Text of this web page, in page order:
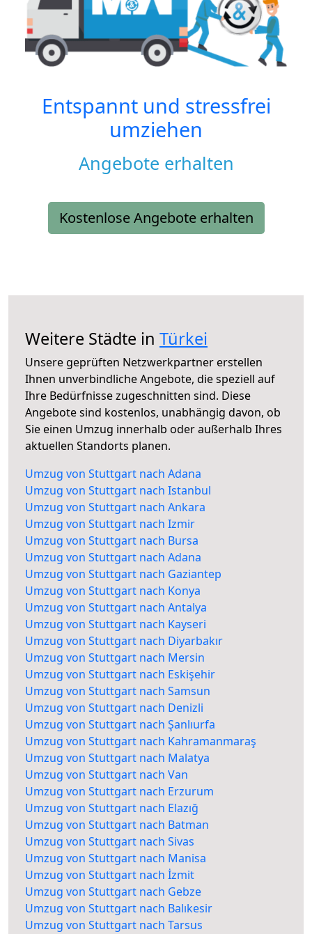
Entspannt und stressfrei
umziehen
Angebote erhalten
Kostenlose Angebote erhalten
Weitere Städte in Türkei
Unsere geprüften Netzwerkpartner erstellen
Ihnen unverbindliche Angebote, die speziell auf
Ihre Bedürfnisse zugeschnitten sind. Diese
Angebote sind kostenlos, unabhängig davon, ob
Sie einen Umzug innerhalb oder außerhalb Ihres
aktuellen Standorts planen.
Umzug von Stuttgart nach Adana
Umzug von Stuttgart nach Istanbul
Umzug von Stuttgart nach Ankara
Umzug von Stuttgart nach Izmir
Umzug von Stuttgart nach Bursa
Umzug von Stuttgart nach Adana
Umzug von Stuttgart nach Gaziantep
Umzug von Stuttgart nach Konya
Umzug von Stuttgart nach Antalya
Umzug von Stuttgart nach Kayseri
Umzug von Stuttgart nach Diyarbakır
Umzug von Stuttgart nach Mersin
Umzug von Stuttgart nach Eskişehir
Umzug von Stuttgart nach Samsun
Umzug von Stuttgart nach Denizli
Umzug von Stuttgart nach Şanlıurfa
Umzug von Stuttgart nach Kahramanmaraş
Umzug von Stuttgart nach Malatya
Umzug von Stuttgart nach Van
Umzug von Stuttgart nach Erzurum
Umzug von Stuttgart nach Elazığ
Umzug von Stuttgart nach Batman
Umzug von Stuttgart nach Sivas
Umzug von Stuttgart nach Manisa
Umzug von Stuttgart nach İzmit
Umzug von Stuttgart nach Gebze
Umzug von Stuttgart nach Balıkesir
Umzug von Stuttgart nach Tarsus